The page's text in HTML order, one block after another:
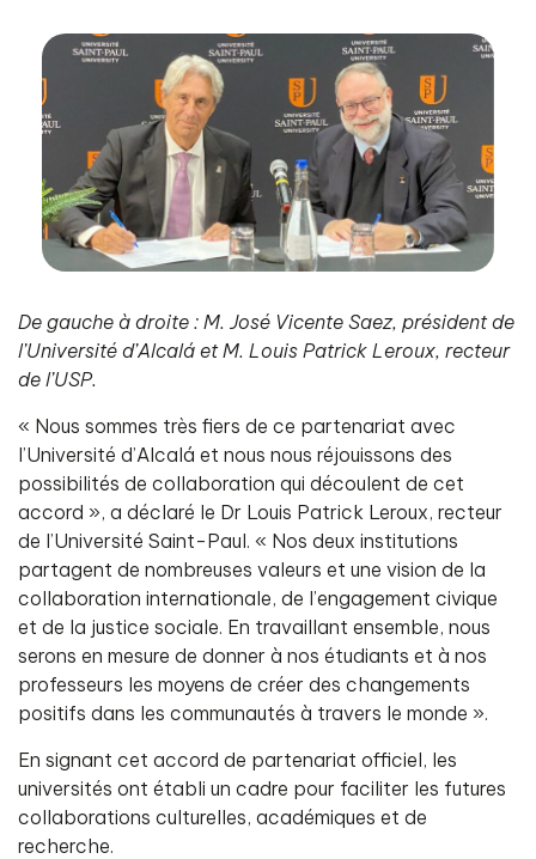
De gauche à droite : M. José Vicente Saez, président de
l’Université d’Alcalá et M. Louis Patrick Leroux, recteur
de l’USP.
« Nous sommes très fiers de ce partenariat avec
l’Université d’Alcalá et nous nous réjouissons des
possibilités de collaboration qui découlent de cet
accord », a déclaré le Dr Louis Patrick Leroux, recteur
de l’Université Saint-Paul. « Nos deux institutions
partagent de nombreuses valeurs et une vision de la
collaboration internationale, de l’engagement civique
et de la justice sociale. En travaillant ensemble, nous
serons en mesure de donner à nos étudiants et à nos
professeurs les moyens de créer des changements
positifs dans les communautés à travers le monde ».
En signant cet accord de partenariat officiel, les
universités ont établi un cadre pour faciliter les futures
collaborations culturelles, académiques et de
recherche.